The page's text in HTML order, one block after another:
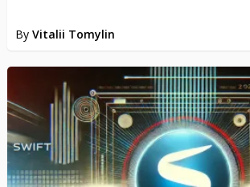
By Vitalii Tomylin